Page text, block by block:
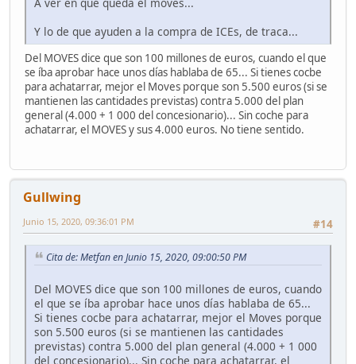
Y lo de que ayuden a la compra de ICEs, de traca...
Del MOVES dice que son 100 millones de euros, cuando el que
se íba aprobar hace unos días hablaba de 65... Si tienes cocbe
para achatarrar, mejor el Moves porque son 5.500 euros (si se
mantienen las cantidades previstas) contra 5.000 del plan
general (4.000 + 1 000 del concesionario)... Sin coche para
achatarrar, el MOVES y sus 4.000 euros. No tiene sentido.
Gullwing
#14
Junio 15, 2020, 09:36:01 PM
Cita de: Metfan en Junio 15, 2020, 09:00:50 PM
Del MOVES dice que son 100 millones de euros, cuando
el que se íba aprobar hace unos días hablaba de 65...
Si tienes cocbe para achatarrar, mejor el Moves porque
son 5.500 euros (si se mantienen las cantidades
previstas) contra 5.000 del plan general (4.000 + 1 000
del concesionario)... Sin coche para achatarrar, el